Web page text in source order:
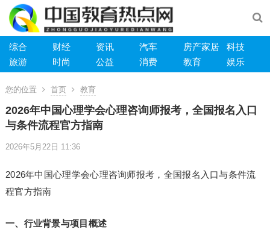
综合 财经 资讯 汽车 房产家居
科技
旅游
时尚 公益 消费 教育 娱乐
您的位置 首页 教育
2026年中国心理学会心理咨询师报考，全国报名入口
与条件流程官方指南
2026年5月22日 11:36
2026年中国心理学会心理咨询师报考，全国报名入口与条件流
程官方指南
一、行业背景与项目概述